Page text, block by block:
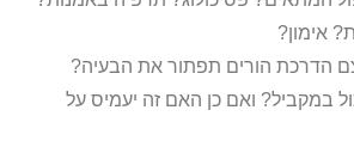
אימון?
הדרכת הורים תפתור את הבעיה?
במקביל? ואם כן האם זה יעמיס על